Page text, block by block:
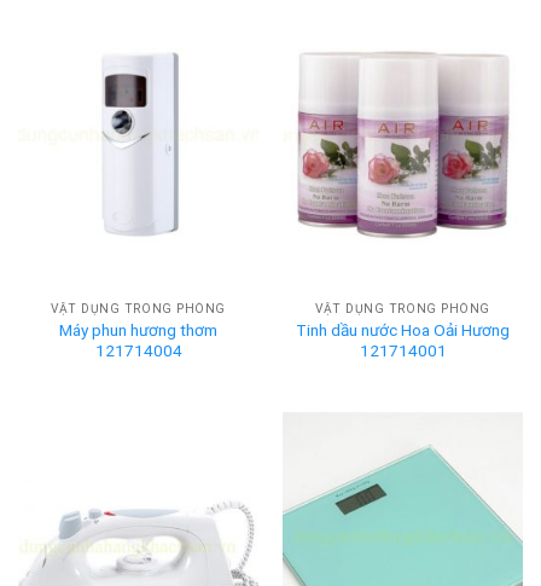
VẬT DỤNG TRONG PHÒNG
Máy phun hương thơm
121714004
VẬT DỤNG TRONG PHÒNG
Tinh dầu nước Hoa Oải Hương
121714001